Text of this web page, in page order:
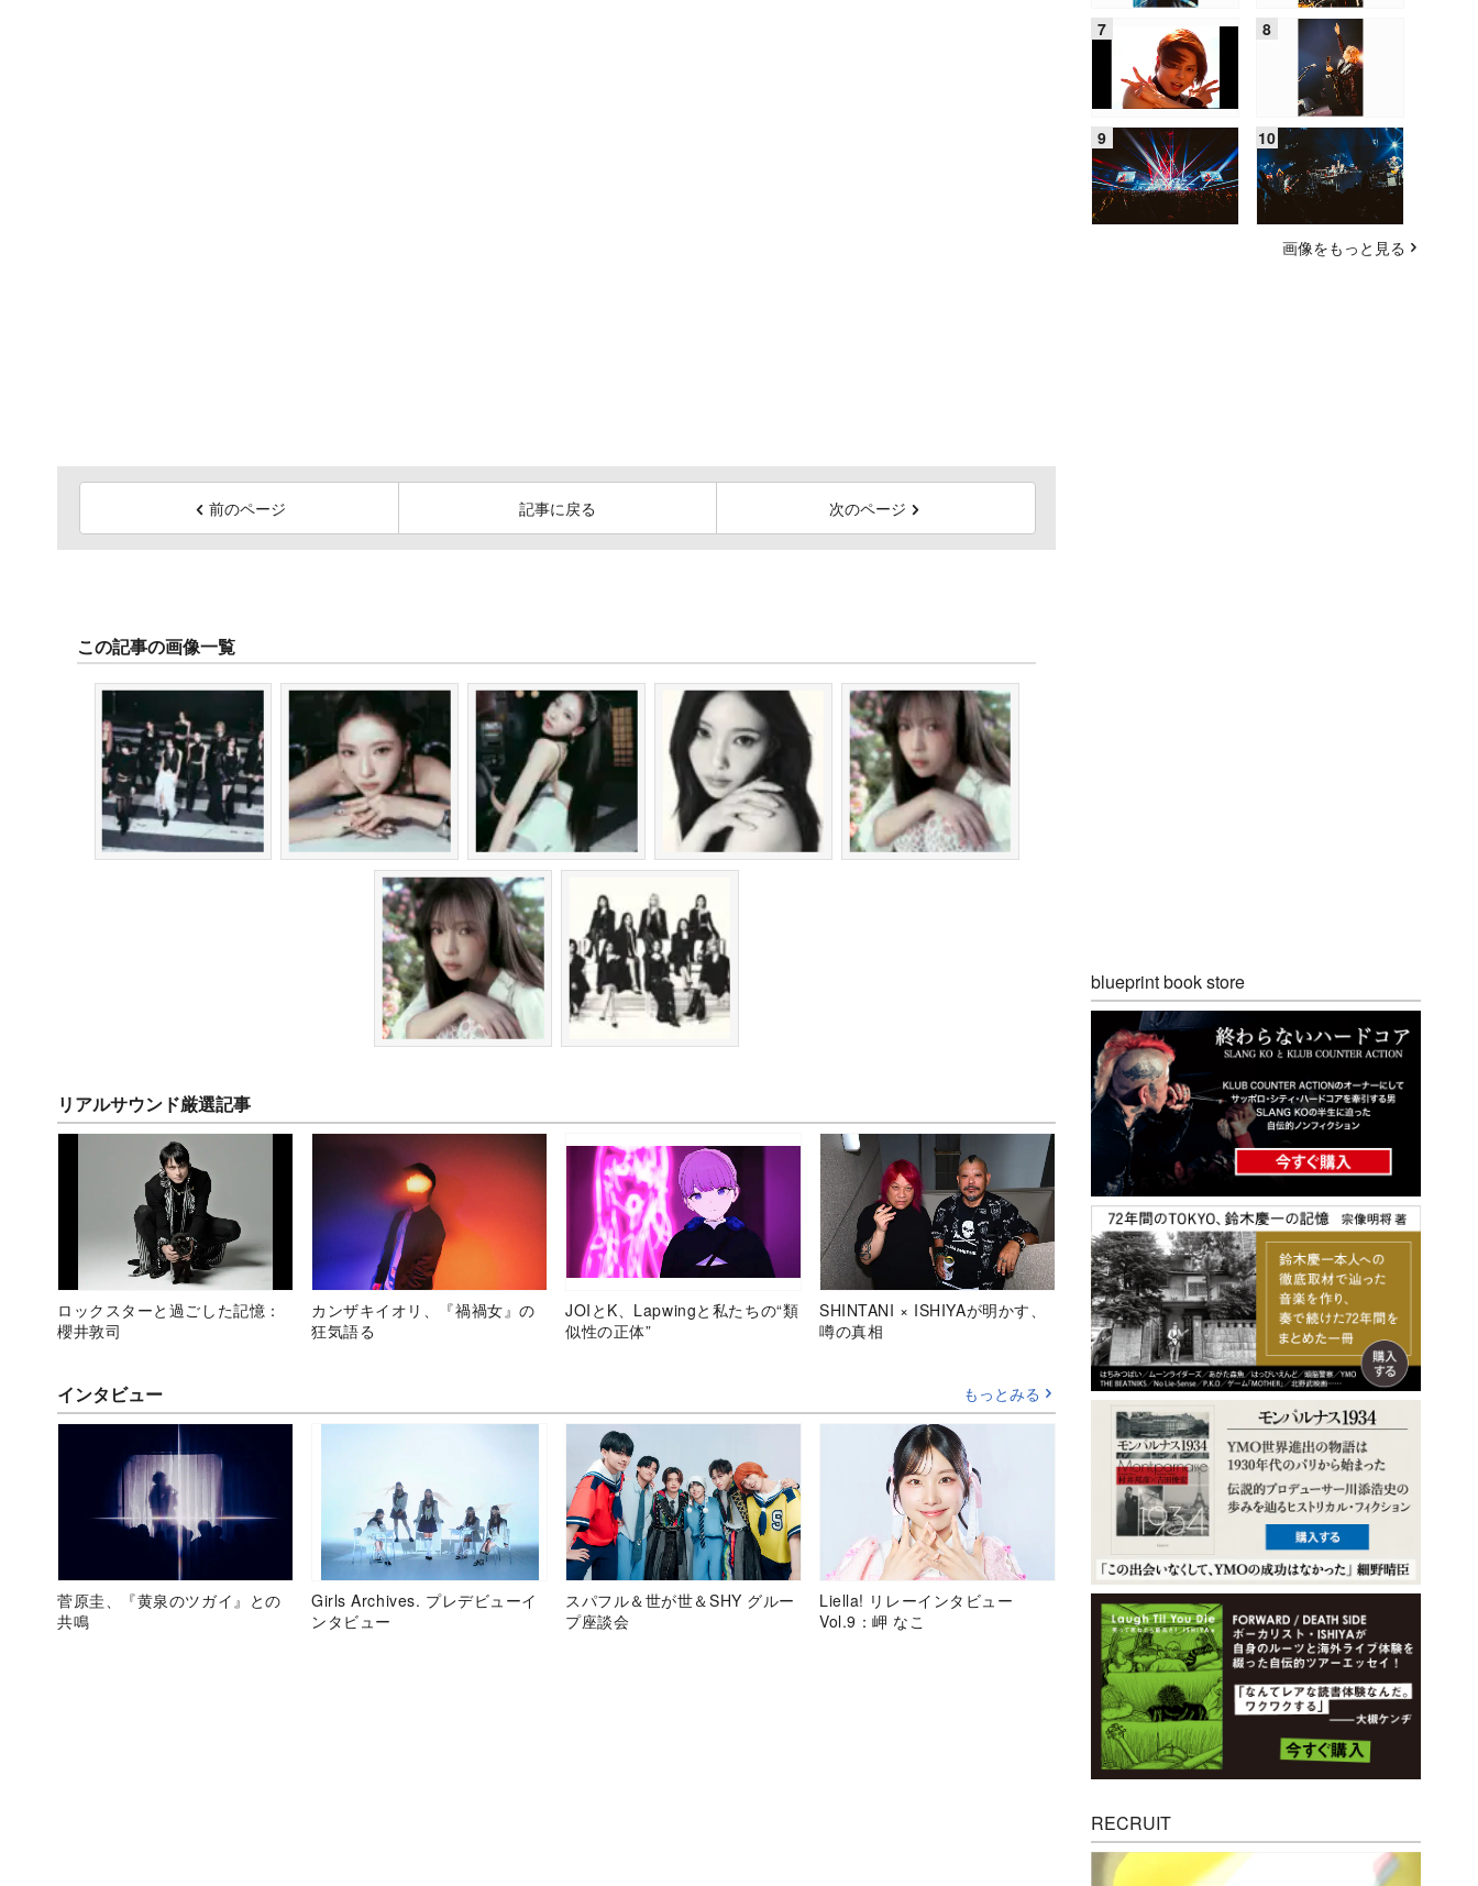
前のページ 記事に戻る 次のページ
この記事の画像一覧
リアルサウンド厳選記事
ロックスターと過ごした記憶：
櫻井敦司
カンザキイオリ、『禍禍女』の
狂気語る
JOIとK、Lapwingと私たちの“類
似性の正体”
SHINTANI × ISHIYAが明かす、
噂の真相
インタビュー もっとみる
菅原圭、『黄泉のツガイ』との
共鳴
Girls Archives. プレデビューイ
ンタビュー
スパフル＆世が世＆SHY グルー
プ座談会
Liella! リレーインタビュー
Vol.9：岬 なこ
画像をもっと見る
blueprint book store
RECRUIT